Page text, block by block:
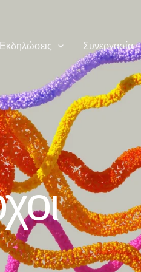
Εκδηλώσεις Συνεργασία